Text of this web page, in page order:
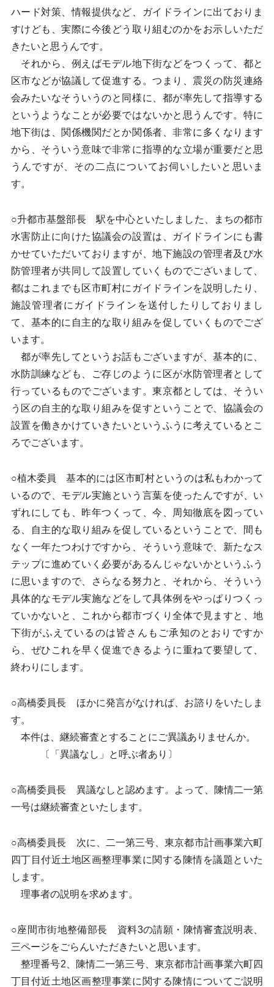
ハード対策、情報提供など、ガイドラインに出ておりま
すけども、実際に今後どう取り組むのかをお示しいただ
きたいと思うんです。
それから、例えばモデル地下街などをつくって、都と
区市などが協議して促進する。つまり、震災の防災連絡
会みたいなそういうのと同様に、都が率先して指導する
というようなことが必要ではないかと思うんです。特に
地下街は、関係機関だとか関係者、非常に多くなります
から、そういう意味で非常に指導的な立場が重要だと思
うんですが、その二点についてお伺いしたいと思いま
す。
○升都市基盤部長 駅を中心といたしました、まちの都市
水害防止に向けた協議会の設置は、ガイドラインにも書
かせていただいておりますが、地下施設の管理者及び水
防管理者が共同して設置していくものでございまして、
都はこれまでも区市町村にガイドラインを説明したり、
施設管理者にガイドラインを送付したりしておりまし
て、基本的に自主的な取り組みを促していくものでござ
います。
都が率先してというお話もございますが、基本的に、
水防訓練なども、ご存じのように区が水防管理者として
行っているものでございます。東京都としては、そうい
う区の自主的な取り組みを促すということで、協議会の
設置を働きかけていきたいというふうに考えているとこ
ろでございます。
○植木委員 基本的には区市町村というのは私もわかって
いるので、モデル実施という言葉を使ったんですが、い
ずれにしても、昨年つくって、今、周知徹底を図ってい
る、自主的な取り組みを促しているということで、間も
なく一年たつわけですから、そういう意味で、新たなス
テップに進めていく必要があるんじゃないかというふう
に思いますので、さらなる努力と、それから、そういう
具体的なモデル実施などをして具体例をやっぱりつくっ
ていかないと、これから都市づくり全体で見ますと、地
下街がふえているのは皆さんもご承知のとおりですか
ら、ぜひこれを早く促進できるように重ねて要望して、
終わりにします。
○高橋委員長 ほかに発言がなければ、お諮りをいたしま
す。
本件は、継続審査とすることにご異議ありませんか。
〔「異議なし」と呼ぶ者あり〕
○高橋委員長 異議なしと認めます。よって、陳情二一第
一号は継続審査といたします。
○高橋委員長 次に、二一第三号、東京都市計画事業六町
四丁目付近土地区画整理事業に関する陳情を議題といた
します。
理事者の説明を求めます。
○座間市街地整備部長 資料3の請願・陳情審査説明表、
三ページをごらんいただきたいと思います。
整理番号2、陳情二一第三号、東京都市計画事業六町四
丁目付近土地区画整理事業に関する陳情についてご説明